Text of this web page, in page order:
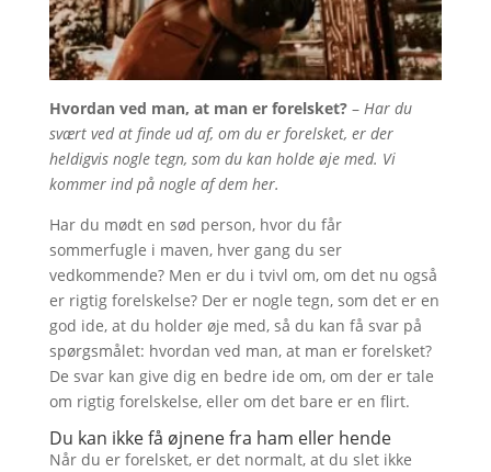
Hvordan ved man, at man er forelsket?– Har du
svært ved at finde ud af, om du er forelsket, er der
heldigvis nogle tegn, som du kan holde øje med. Vi
kommer ind på nogle af dem her.
Har du mødt en sød person, hvor du får
sommerfugle i maven, hver gang du ser
vedkommende? Men er du i tvivl om, om det nu også
er rigtig forelskelse? Der er nogle tegn, som det er en
god ide, at du holder øje med, så du kan få svar på
spørgsmålet: hvordan ved man, at man er forelsket?
De svar kan give dig en bedre ide om, om der er tale
om rigtig forelskelse, eller om det bare er en flirt.
Du kan ikke få øjnene fra ham eller hende
Når du er forelsket, er det normalt, at du slet ikke